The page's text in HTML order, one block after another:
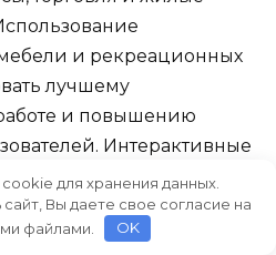
и рекреационных
лучшему
и повышению
Интерактивные
гибкие зоны для
возможности для
сотрудничества.
для хранения данных.
Вы даете свое согласие на
файлами.
OK